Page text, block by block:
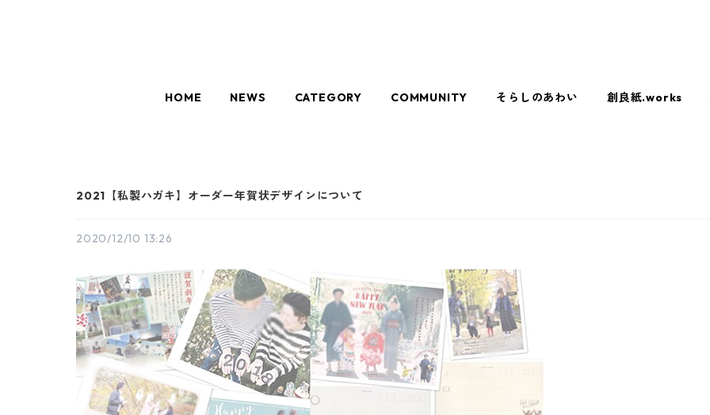
HOME NEWS CATEGORY COMMUNITY そらしのあわい 創良紙.works
2021【私製ハガキ】オーダー年賀状デザインについて
2020/12/10 13:26